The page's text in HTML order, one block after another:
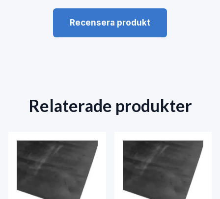
Recensera produkt
Relaterade produkter